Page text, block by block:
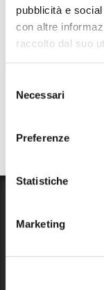
pubblicità e
con altre
raccolto dal suo
delNecessari
Preferenze
Statistiche
Marketing
Odwiedź
for its
stand as testimony
Blog
surroundings.